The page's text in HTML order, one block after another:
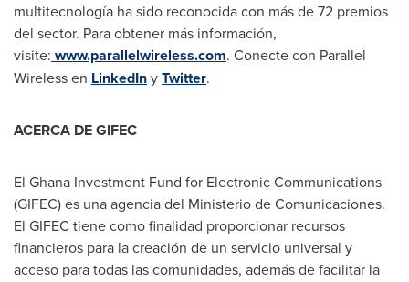
multitecnología ha sido reconocida con más de 72 premios
del sector. Para obtener más información,
visite: www.parallelwireless.com. Conecte con Parallel
Wireless en LinkedInyTwitter.
ACERCA DE GIFEC
El Ghana Investment Fund for Electronic Communications
(GIFEC) es una agencia del Ministerio de Comunicaciones.
El GIFEC tiene como finalidad proporcionar recursos
financieros para la creación de un servicio universal y
acceso para todas las comunidades, además de facilitar la